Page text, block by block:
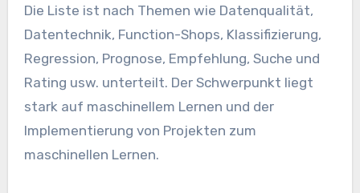
Die Liste ist nach Themen wie Datenqualität,
Datentechnik, Function-Shops, Klassifizierung,
Regression, Prognose, Empfehlung, Suche und
Rating usw. unterteilt. Der Schwerpunkt liegt
stark auf maschinellem Lernen und der
Implementierung von Projekten zum
maschinellen Lernen.